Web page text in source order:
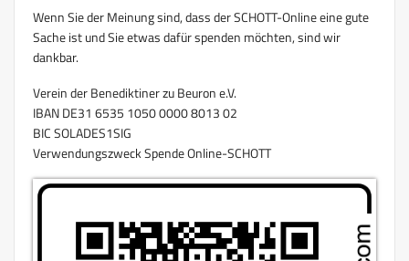
Wenn Sie der Meinung sind, dass der SCHOTT-Online eine gute
Sache ist und Sie etwas dafür spenden möchten, sind wir
dankbar.
Verein der Benediktiner zu Beuron e.V.
IBAN DE31 6535 1050 0000 8013 02
BIC SOLADES1SIG
Verwendungszweck Spende Online-SCHOTT